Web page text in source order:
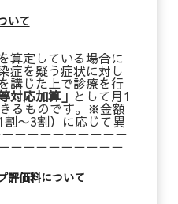
いて
算定している場合に
症を疑う症状に対し
講じた上で診療を行
対応加算」 として月1
るものです。※金額
〜3割）に応じて異
－－－－－－－－－
－－－－－－－－－
評価料について